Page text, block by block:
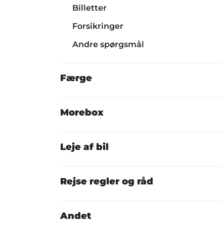
Billetter
Forsikringer
Andre spørgsmål
Færge
Morebox
Leje af bil
Rejse regler og råd
Andet